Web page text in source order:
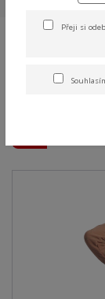
mocha/mousse S
Allover
Přeji si